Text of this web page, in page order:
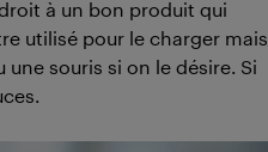
à un bon produit qui
utilisé pour le charger mais
souris si on le désire. Si